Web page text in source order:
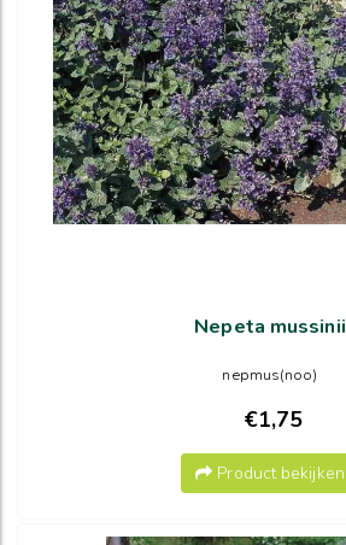
Nepeta mussinii
nepmus(noo)
€1,75
Product bekijken